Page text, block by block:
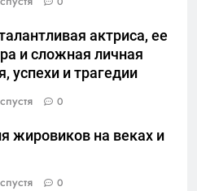
актриса, ее
и сложная личная
успехи и трагедии
0
жировиков на веках и
0